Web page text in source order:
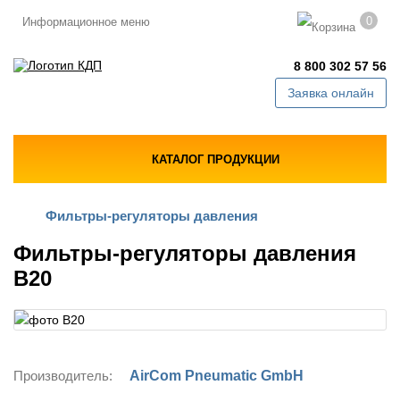
Информационное меню 0
8 800 302 57 56
Заявка онлайн
КАТАЛОГ ПРОДУКЦИИ
Фильтры-регуляторы давления
Фильтры-регуляторы давления
B20
Производитель: AirCom Pneumatic GmbH